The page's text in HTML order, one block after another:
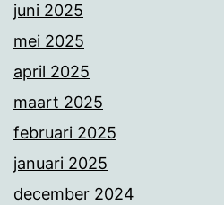
juni 2025
mei 2025
april 2025
maart 2025
februari 2025
januari 2025
december 2024